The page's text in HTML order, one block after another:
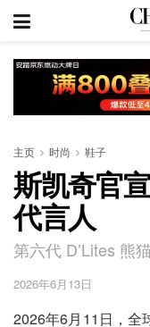
主页 时尚 鞋子
斯凯奇官
代言人
第六代 D’Lites 熊
2026年6月13日
2026年6月11日，全